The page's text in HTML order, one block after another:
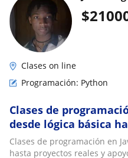
$
Clases on line
Programación: Python
Clases de
desde lógica básica
apoyo universitario
Clases de programación en
hasta proyectos reales y